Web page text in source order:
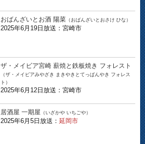
おばんざいとお酒 陽菜 （おばんざいとおさけ ひな）
2025年6月19日放送：宮崎市
ザ・メイビア宮崎 薪焼と鉄板焼き フォレスト
（ザ・メイビアみやざき まきやきとてっぱんやき フォレス
ト）
2025年6月12日放送：宮崎市
居酒屋 一期屋 （いざかや いちごや）
2025年6月5日放送： 延岡市